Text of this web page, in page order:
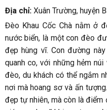
Địa chỉ:Xuân Trường, huyện
Đèo Khau Cốc Chà nằm ở
nước biển, là một con đèo
đẹp hùng vĩ. Con đường
quanh co, với những hẻm
đèo, du khách có thể ngắm
nơi mà hoang sơ và ấn
đẹp tự nhiên, mà còn là